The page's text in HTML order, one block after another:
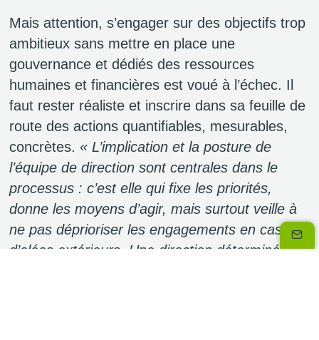
Mais attention, s’engager sur des objectifs trop
ambitieux sans mettre en place une
gouvernance et dédiés des ressources
humaines et financières est voué à l’échec. Il
faut rester réaliste et inscrire dans sa feuille de
route des actions quantifiables, mesurables,
concrètes. « L’implication et la posture de
l’équipe de direction sont centrales dans le
processus : c’est elle qui fixe les priorités,
donne les moyens d’agir, mais surtout veille à
ne pas déprioriser les engagements en cas
d’aléas extérieurs. Une direction déterminée et